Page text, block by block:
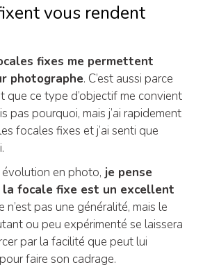
vous rendent
fixes me permettent
photographe. C’est aussi parce
que ce type d’objectif me convient
pas pourquoi, mais j’ai rapidement
focales fixes et j’ai senti que
en photo, je pense
la focale fixe est un excellent
n’est pas une généralité, mais le
ou peu expérimenté se laissera
par la facilité que peut lui
faire son cadrage.